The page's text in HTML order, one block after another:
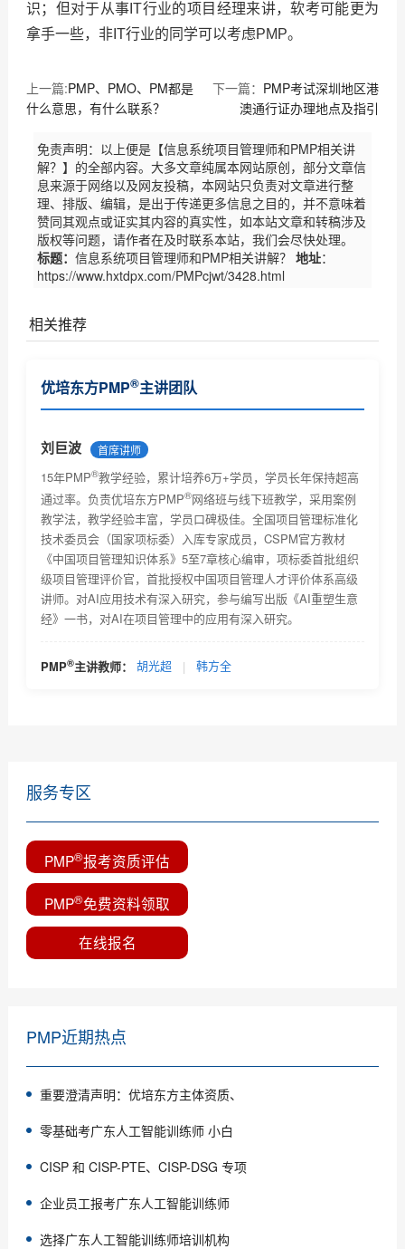
识；但对于从事IT行业的项目经理来讲，软考可能更为
拿手一些，非IT行业的同学可以考虑PMP。
上一篇:PMP、PMO、PM都是
什么意思，有什么联系？
下一篇： PMP考试深圳地区港
澳通行证办理地点及指引
免责声明：以上便是【信息系统项目管理师和PMP相关讲
解？】的全部内容。大多文章纯属本网站原创，部分文章信
息来源于网络以及网友投稿，本网站只负责对文章进行整
理、排版、编辑，是出于传递更多信息之目的，并不意味着
赞同其观点或证实其内容的真实性，如本站文章和转稿涉及
版权等问题，请作者在及时联系本站，我们会尽快处理。
标题： 信息系统项目管理师和PMP相关讲解？ 地址：
https://www.hxtdpx.com/PMPcjwt/3428.html
相关推荐
PMP认证基本常识了解
PMP®
报考条件及相关要求
PMP考试技巧及注意事项
PMP 考试未通过怎么办？
为什么PMP网络教育受欢迎
PMP网络教育的优势有哪些
选择PMP网络教育该留意哪些信息？
PMP培训项目危机处理，你是如何做的？
优培东方PMP®主讲团队
刘巨波 首席讲师
15年PMP®教学经验，累计培养6万+学员，学员长年保持超高
通过率。负责优培东方PMP®网络班与线下班教学，采用案例
教学法，教学经验丰富，学员口碑极佳。全国项目管理标准化
技术委员会（国家项标委）入库专家成员，CSPM官方教材
《中国项目管理知识体系》5至7章核心编审，项标委首批组织
级项目管理评价官，首批授权中国项目管理人才评价体系高级
讲师。对AI应用技术有深入研究，参与编写出版《AI重塑生意
经》一书，对AI在项目管理中的应用有深入研究。
PMP®主讲教师： 胡光超 | 韩方全
服务专区
PMP®报考资质评估
PMP®免费资料领取
在线报名
PMP近期热点
重要澄清声明：优培东方主体资质、
零基础考广东人工智能训练师 小白
CISP 和 CISP-PTE、CISP-DSG 专项
企业员工报考广东人工智能训练师
选择广东人工智能训练师培训机构